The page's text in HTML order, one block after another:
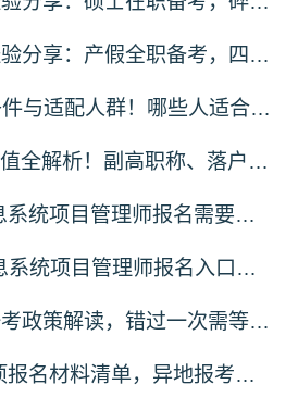
软考高项备考经验分享：产假全职备考，四轮递进式复习落地法
软考高项报考条件与适配人群！哪些人适合考高项
软考高项证书价值全解析！副高职称、落户补贴、职场晋升专属红利
2027上半年信息系统项目管理师报名需要准备哪些材料？
2027上半年信息系统项目管理师报名入口及流程
软考高项一年一考政策解读，错过一次需等待一整年的影响分析
2027年软考高项报名材料清单，异地报考、照片、证明材料标准